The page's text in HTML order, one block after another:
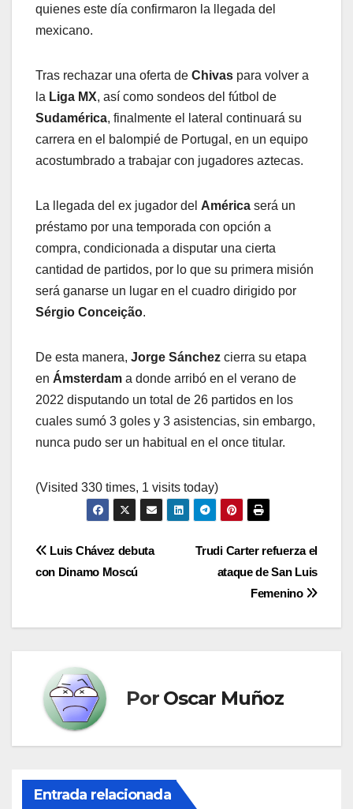
quienes este día confirmaron la llegada del
mexicano.
Tras rechazar una oferta de Chivas para volver a
la Liga MX, así como sondeos del fútbol de
Sudamérica, finalmente el lateral continuará su
carrera en el balompié de Portugal, en un equipo
acostumbrado a trabajar con jugadores aztecas.
La llegada del ex jugador del América será un
préstamo por una temporada con opción a
compra, condicionada a disputar una cierta
cantidad de partidos, por lo que su primera misión
será ganarse un lugar en el cuadro dirigido por
Sérgio Conceição.
De esta manera, Jorge Sánchez cierra su etapa
en Ámsterdam a donde arribó en el verano de
2022 disputando un total de 26 partidos en los
cuales sumó 3 goles y 3 asistencias, sin embargo,
nunca pudo ser un habitual en el once titular.
(Visited 330 times, 1 visits today)
Navegación
entradas
Trudi Carter refuerza el
ataque de San Luis
Femenino
Luis Chávez debuta
con Dinamo Moscú
Por Oscar Muñoz
Entrada relacionada